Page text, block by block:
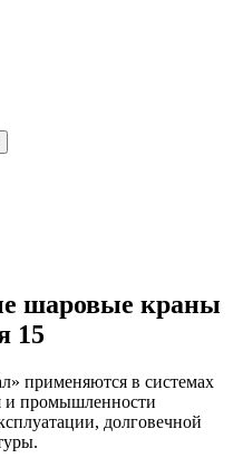
шаровые краны
15
применяются в системах
и промышленности
долговечной